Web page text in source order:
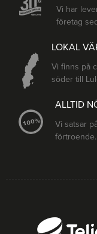
Vi har
företag
LOKAL
Vi finns på
söder till
ALLTID
Vi satsar
förtroende.